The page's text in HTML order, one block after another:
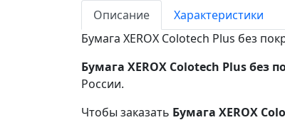
Описание
Характеристики
Бумага XEROX Colotech Plus без
Бумага XEROX Colotech Plus без
России.
Чтобы заказать Бумага XEROX